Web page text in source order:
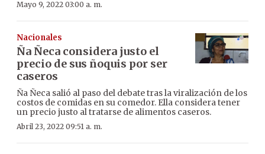
Mayo 9, 2022 03:00 a. m.
Nacionales
Ña Ñeca considera justo el
precio de sus ñoquis por ser
caseros
Ña Ñeca salió al paso del debate tras la viralización de los
costos de comidas en su comedor. Ella considera tener
un precio justo al tratarse de alimentos caseros.
Abril 23, 2022 09:51 a. m.